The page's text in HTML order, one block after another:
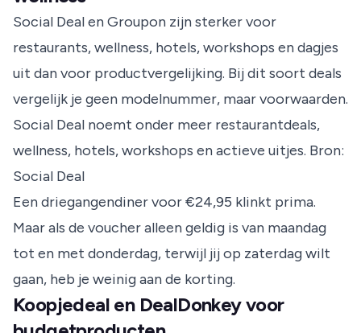
Social Deal en Groupon zijn sterker voor
restaurants, wellness, hotels, workshops en dagjes
uit dan voor productvergelijking. Bij dit soort deals
vergelijk je geen modelnummer, maar voorwaarden.
Social Deal noemt onder meer restaurantdeals,
wellness, hotels, workshops en actieve uitjes. Bron:
Social Deal
Een driegangendiner voor €24,95 klinkt prima.
Maar als de voucher alleen geldig is van maandag
tot en met donderdag, terwijl jij op zaterdag wilt
gaan, heb je weinig aan de korting.
Koopjedeal en DealDonkey voor